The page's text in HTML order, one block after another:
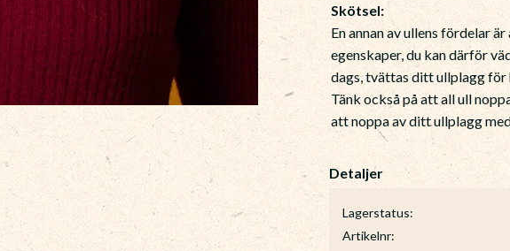
Lagerstatus
Artikelnr
Skötsel:
En annan av ullens fördelar
egenskaper, du kan därför
dags, tvättas ditt ullplagg
Tänk också på att all ull
att noppa av ditt ullplagg